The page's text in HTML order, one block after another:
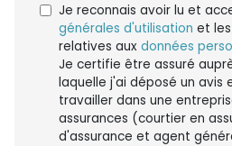
Je reconnais avoir lu et
générales d'utilisation et
relatives aux données
Je certifie être assuré
laquelle j'ai déposé un avis
travailler dans une
assurances (courtier en
d'assurance et agent